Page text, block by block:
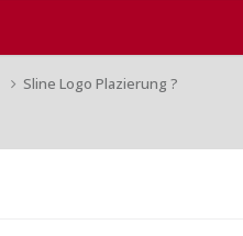
Sline Logo Plazierung ?